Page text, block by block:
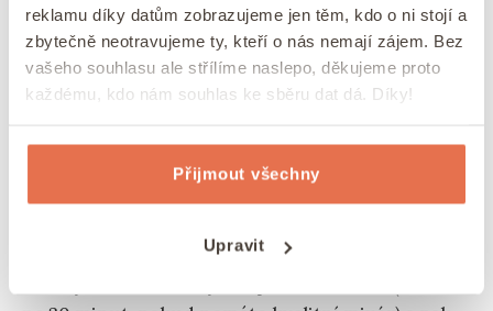
reklamu díky datům zobrazujeme jen těm, kdo o ni stojí a
zbytečně neotravujeme ty, kteří o nás nemají zájem. Bez
vašeho souhlasu ale střílíme naslepo, děkujeme proto
každému, kdo nám souhlas ke sběru dat dá. Díky!
Přijmout všechny
Upravit
Proč používáme v batátové polévce kešu
smetanu?
Protože je to praktické! Kešu smetana je
jako smetana má velmi neutrální chuť.
náročná? Opak je pravdou.
Namočíte si kešu